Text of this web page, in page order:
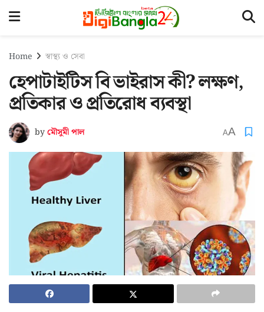
Home স্বাস্থ্য ও সেবা
হেপাটাইটিস বি ভাইরাস কী? লক্ষণ,
প্রতিকার ও প্রতিরোধ ব্যবস্থা
byমৌসুমী পাল AA